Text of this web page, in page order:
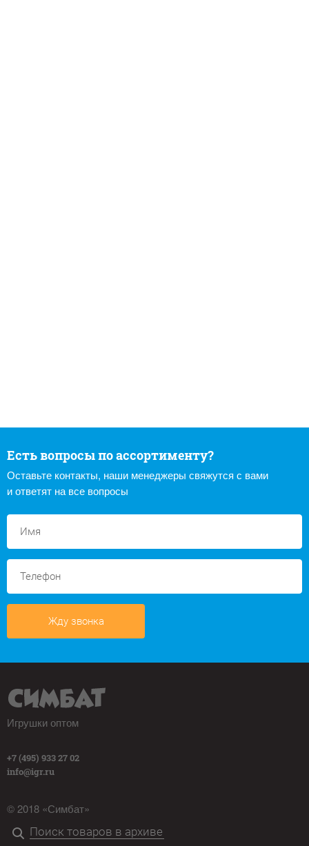
Есть вопросы по ассортименту?
Оставьте контакты, наши менеджеры свяжутся с вами
и ответят на все вопросы
Жду звонка
Игрушки оптом
+7 (495) 933 27 02
info@igr.ru
© 2018 «Симбат»